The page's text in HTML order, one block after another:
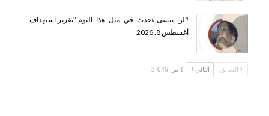
#لن_ننسى #حدث_في_مثل_هذا_اليوم “تقرير استهداف…
أغسطس 8, 2026
السابق التالي 1 من 3٬046